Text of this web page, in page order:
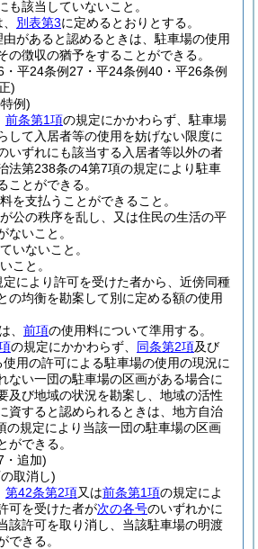
も該当していないこと。
別表第3に定めるとおりとする。
があると認めるときは、駐車場の使用
の徴収の猶予をすることができる。
平24条例27・平24条例40・平26条例
)
例)
前条第1項の規定にかかわらず、駐車場
して入居者等の使用を妨げない限度に
いずれにも該当する入居者等以外の者
法第238条の4第7項の規定により駐車
ことができる。
を支払うことができること。
公の秩序を乱し、又は住民の生活の平
ないこと。
いないこと。
こと。
定により許可を受けた者から、近傍同種
の均衡を勘案して別に定める額の使用
、 前項の使用料について準用する。
の規定にかかわらず、 同条第2項及び
用の許可による駐車場の使用の現況に
ない一団の駐車場の区画がある場合に
及び地域の状況を勘案し、地域の活性
資すると認められるときは、地方自治
の規定により当該一団の駐車場の区画
ができる。
・追加)
取消し)
第42条第2項又は前条第1項の規定によ
可を受けた者が次の各号のいずれかに
該許可を取り消し、当該駐車場の明渡
できる。